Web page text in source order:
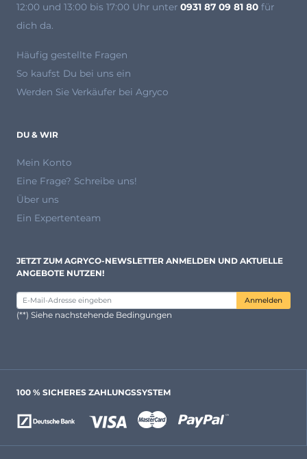
12:00 und 13:00 bis 17:00 Uhr unter 0931 87 09 81 80 für
dich da.
Häufig gestellte Fragen
So kaufst Du bei uns ein
Werden Sie Verkäufer bei Agryco
DU & WIR
Mein Konto
Eine Frage? Schreibe uns!
Über uns
Ein Expertenteam
JETZT ZUM AGRYCO-NEWSLETTER ANMELDEN UND AKTUELLE
ANGEBOTE NUTZEN!
Anmelden
(**) Siehe nachstehende Bedingungen
100 % SICHERES ZAHLUNGSSYSTEM